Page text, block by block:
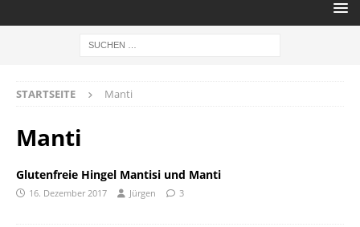
STARTSEITE Manti
Manti
Glutenfreie Hingel Mantisi und Manti
16. Dezember 2017 Jürgen 3